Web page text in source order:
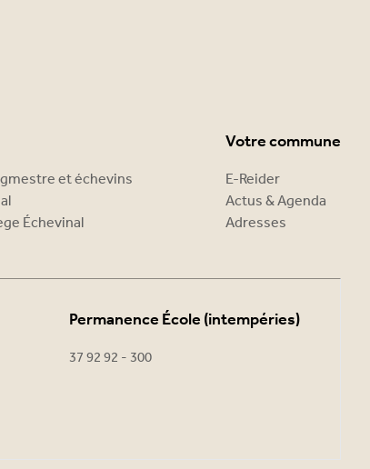
et échevins
Échevinal
Votre commune
E-Reider
Actus & Agenda
Adresses
Permanence École (intempéries)
37 92 92 - 300